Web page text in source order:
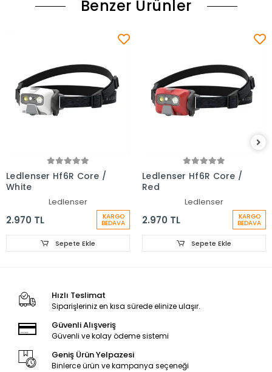
Benzer Ürünler
Ledlenser Hf6R Core /
White
Ledlenser
2.970 TL KARGO
BEDAVA
Sepete Ekle
Ledlenser Hf6R Core /
Red
Ledlenser
2.970 TL KARGO
BEDAVA
Sepete Ekle
Hızlı Teslimat
Siparişleriniz en kısa sürede elinize ulaşır.
Güvenli Alışveriş
Güvenli ve kolay ödeme sistemi
Geniş Ürün Yelpazesi
Binlerce ürün ve kampanya seçeneği